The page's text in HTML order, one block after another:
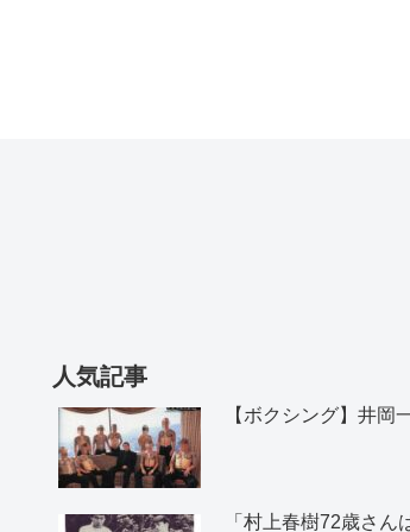
人気記事
【ボクシング】井
「村上春樹72歳さ